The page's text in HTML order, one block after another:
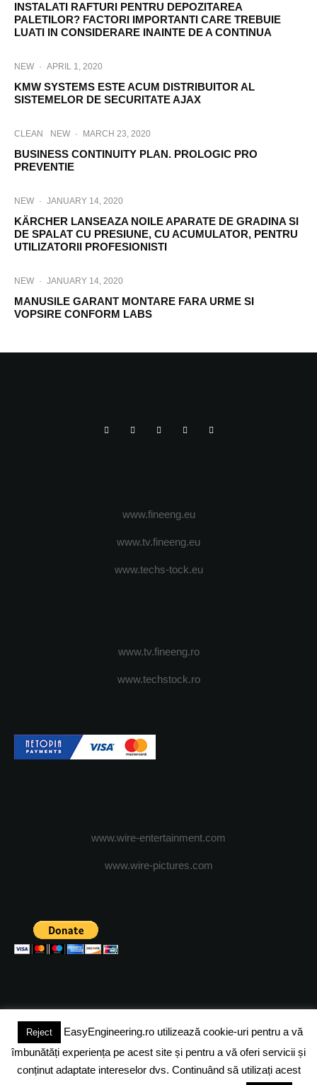
INSTALATI RAFTURI PENTRU DEPOZITAREA
PALETILOR? FACTORI IMPORTANTI CARE TREBUIE
LUATI IN CONSIDERARE INAINTE DE A CONTINUA
NEW · APRIL 1, 2020
KMW SYSTEMS ESTE ACUM DISTRIBUITOR AL
SISTEMELOR DE SECURITATE AJAX
CLEAN NEW · MARCH 23, 2020
BUSINESS CONTINUITY PLAN. PROLOGIC PRO
PREVENTIE
NEW · JANUARY 14, 2020
KÄRCHER LANSEAZA NOILE APARATE DE GRADINA SI
DE SPALAT CU PRESIUNE, CU ACUMULATOR, PENTRU
UTILIZATORII PROFESIONISTI
NEW · JANUARY 14, 2020
MANUSILE GARANT MONTARE FARA URME SI
VOPSIRE CONFORM LABS
www.fineeng.eu
www.tv.fineeng.eu
www.techs-tock.eu
www.tv.fineeng.ro
www.techstock.ro
www.wire-entertainment.com
www.wire-pictures.com
(c) 2024 - FineEngineeringMagazine. All rights reserved.
DESPRE NOI ADVERTISING JOBS DESPRE COOKIES
Reject
EasyEngineering.ro utilizează cookie-uri pentru a vă
îmbunătăți experiența pe acest site și pentru a vă oferi servicii și
conținut adaptate intereselor dvs. Continuând să utilizați acest